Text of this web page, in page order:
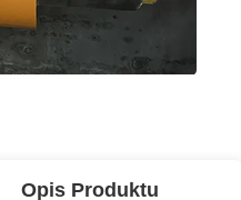
Opis Produktu